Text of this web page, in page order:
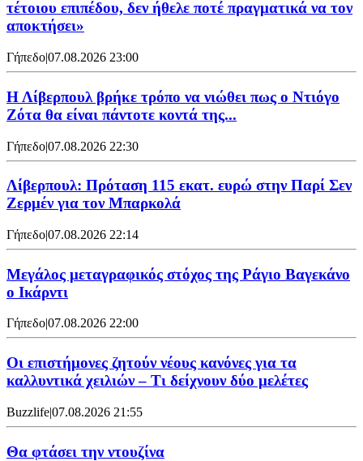
τέτοιου επιπέδου, δεν ήθελε ποτέ πραγματικά να τον
αποκτήσει»
Γήπεδο|07.08.2026 23:00
Η Λίβερπουλ βρήκε τρόπο να νιώθει πως ο Ντιόγο
Ζότα θα είναι πάντοτε κοντά της...
Γήπεδο|07.08.2026 22:30
Λίβερπουλ: Πρόταση 115 εκατ. ευρώ στην Παρί Σεν
Ζερμέν για τον Μπαρκολά
Γήπεδο|07.08.2026 22:14
Μεγάλος μεταγραφικός στόχος της Ράγιο Βαγεκάνο
ο Ικάρντι
Γήπεδο|07.08.2026 22:00
Οι επιστήμονες ζητούν νέους κανόνες για τα
καλλυντικά χειλιών – Τι δείχνουν δύο μελέτες
Buzzlife|07.08.2026 21:55
Θα φτάσει την ντουζίνα